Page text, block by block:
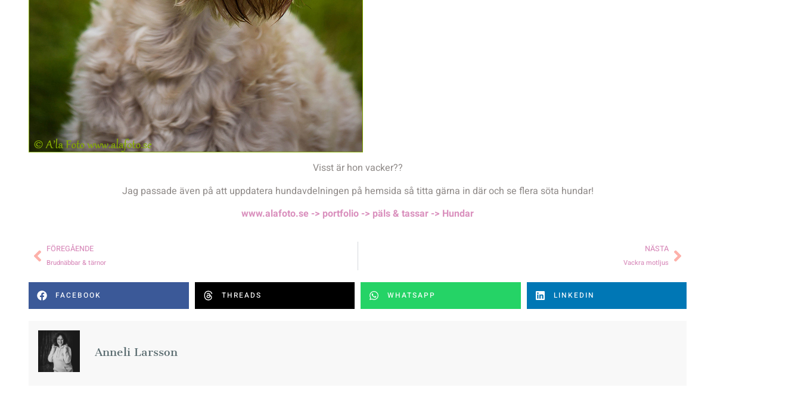
Visst är hon vacker??
Jag passade även på att uppdatera hundavdelningen på hemsida så titta gärna in där och se flera söta hundar!
www.alafoto.se -> portfolio -> päls & tassar -> Hundar
FÖREGÅENDE
Brudnäbbar & tärnor
NÄSTA
Vackra motljus
FACEBOOK THREADS WHATSAPP LINKEDIN
Anneli Larsson